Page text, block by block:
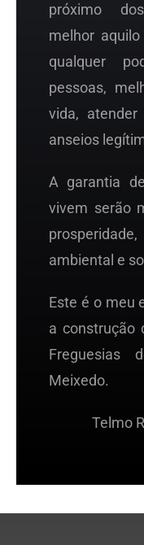
próximo
melhor
qualquer
pessoas,
vida,
anseios
A garantia
vivem serão
ambiental e
Este é o meu
a construção
Meixedo.
Telmo